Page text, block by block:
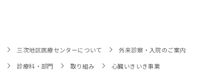
三次地区医療センターについて
外来診察・入院のご案内
診療科・部門
取り組み
心臓いきいき事業